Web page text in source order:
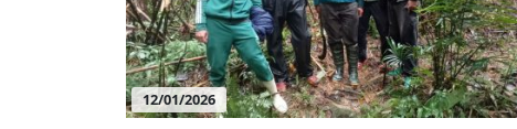
12/01/2026